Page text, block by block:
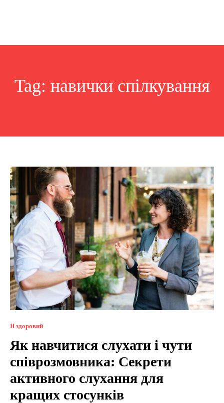
Tag: навички спілкування
Я здоровий
Як навчитися слухати і чути
співрозмовника: Секрети
активного слухання для
кращих стосунків